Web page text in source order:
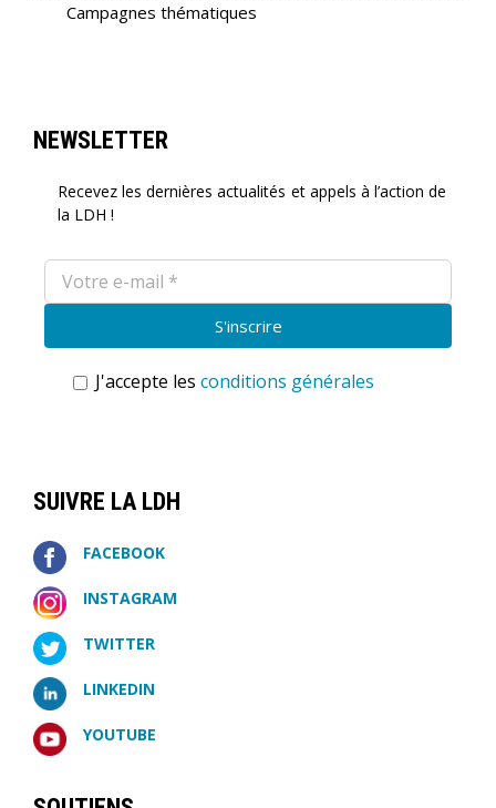
Campagnes thématiques
NEWSLETTER
Recevez les dernières actualités et appels à l’action de
la LDH !
J'accepte les conditions générales
SUIVRE LA LDH
FACEBOOK
INSTAGRAM
TWITTER
LINKEDIN
YOUTUBE